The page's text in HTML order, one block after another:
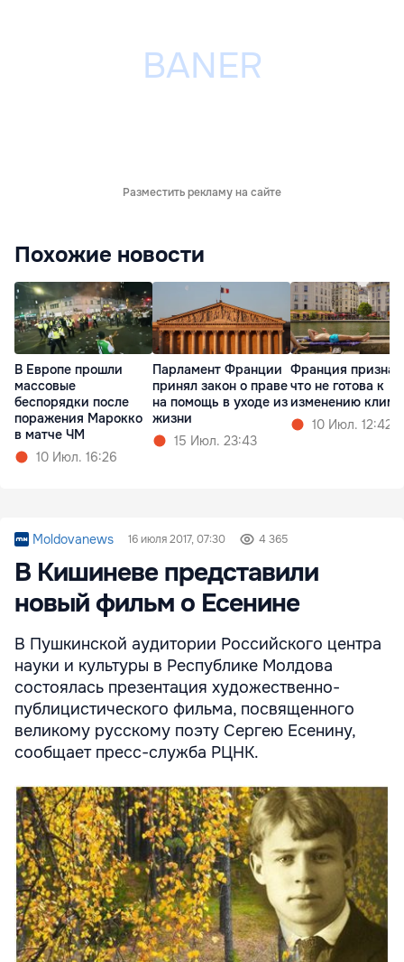
Разместить рекламу на сайте
Похожие новости
В Европе прошли
массовые
беспорядки после
поражения Марокко
в матче ЧМ
10 Июл. 16:26
Парламент Франции
принял закон о праве
на помощь в уходе из
жизни
15 Июл. 23:43
Франция
что не готова к
изменению
10 Июл. 12:42
Moldovanews 16 июля 2017, 07:30 4 365
В Кишиневе представили
новый фильм о Есенине
В Пушкинской аудитории Российского центра
науки и культуры в Республике Молдова
состоялась презентация художественно-
публицистического фильма, посвященного
великому русскому поэту Сергею Есенину,
сообщает пресс-служба РЦНК.